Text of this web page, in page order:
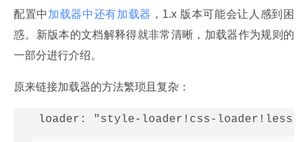
配置中 加载器中还有加载器 ，1.x 版本可能会让人感到困
惑。新版本的文档解释得就非常清晰，加载器作为规则的
一部分进行介绍。
原来链接加载器的方法繁琐且复杂：
loader: "style-loader!css-loader!less-